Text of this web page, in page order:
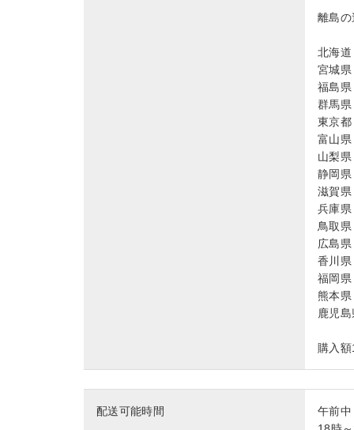
離島
北海
宮城
福島
群馬
東京
富山
山梨
静岡
滋賀
兵庫
鳥取
広島
香川
福岡
熊本
鹿児
購入
配送可能時間
午前中